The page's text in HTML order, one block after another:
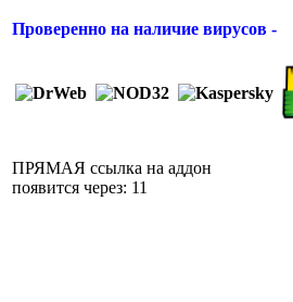
Проверенно на наличие вирусов -
ПРЯМАЯ ссылка на аддон
появится через: 11